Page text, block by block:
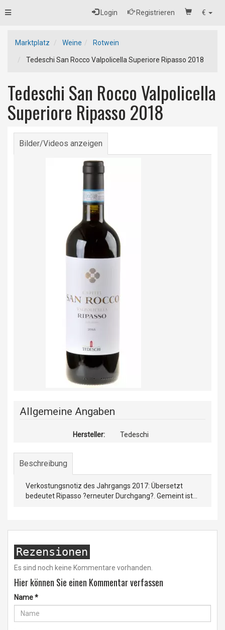
€
Login Registrieren
Toggle
Marktplatz Weine Rotwein
Tedeschi San Rocco Valpolicella Superiore Ripasso 2018
Tedeschi San Rocco Valpolicella
Superiore Ripasso 2018
Bilder/Videos anzeigen
Allgemeine Angaben
Hersteller: Tedeschi
Beschreibung
Verkostungsnotiz des Jahrgangs 2017: Übersetzt
bedeutet Ripasso ?erneuter Durchgang?. Gemeint ist...
Rezensionen
Es sind noch keine Kommentare vorhanden.
Hier können Sie einen Kommentar verfassen
Name*